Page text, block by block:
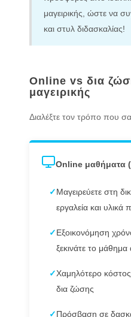
μαγειρικής, ώστε να
και στυλ διδασκαλίας!
Online vs δια
μαγειρικής
Διαλέξτε τον τρόπο που
Online μαθήματα
✓ Μαγειρεύετε στη
εργαλεία και υλικά
✓ Εξοικονόμηση
ξεκινάτε το
✓Χαμηλότερο
δια ζώσης
✓ Πρόσβαση σε